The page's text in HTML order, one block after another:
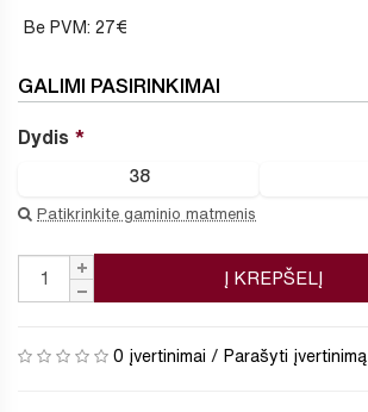
Be PVM: 27€
GALIMI PASIRINKIMAI
Dydis
38
Patikrinkite gaminio matmenis
Į KREPŠELĮ
0 įvertinimai / Parašyti įvertinimą